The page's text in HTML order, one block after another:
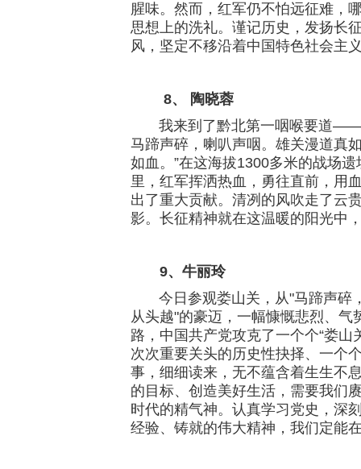
腥味。然而，红军仍不怕远征难，
思想上的洗礼。谨记历史，发扬长
风，坚定不移沿着中国特色社会主
8、 陶晓蓉
我来到了黔北第一咽喉要道——
马蹄声碎，喇叭声咽。雄关漫道真
如血。”在这海拔1300多米的战场
里，红军挥洒热血，勇往直前，用
出了重大贡献。清冽的风吹走了云
影。长征精神就在这温暖的阳光中
9、牛丽玲
今日参观娄山关，从"马蹄声碎
从头越"的豪迈，一幅慷慨悲烈、
路，中国共产党攻克了一个个“娄山
次次重要关头的历史性抉择、一个
事，细细读来，无不蕴含着生生不
的目标、创造美好生活，需要我们
时代的精气神。认真学习党史，深
经验、铸就的伟大精神，我们定能